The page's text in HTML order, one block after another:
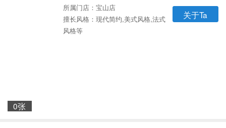
所属门店：宝山店
擅长风格：现代简约,美式风格,法式
风格等
关于Ta
0张